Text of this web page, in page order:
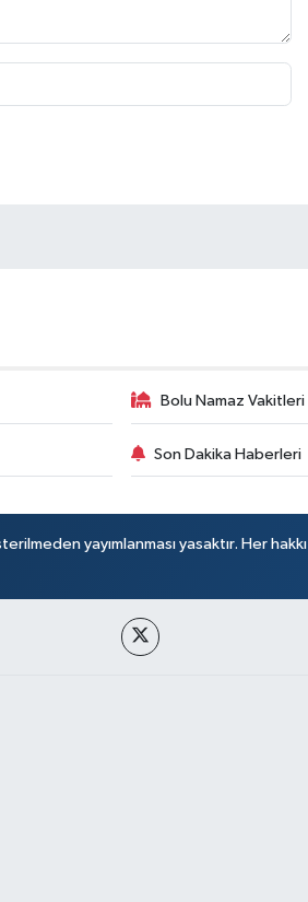
Bolu Namaz Vakitleri
Son Dakika Haberleri
yayımlanması yasaktır. Her hakkı